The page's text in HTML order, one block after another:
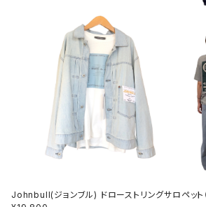
Johnbull(ジョンブル) ドローストリングサロペット